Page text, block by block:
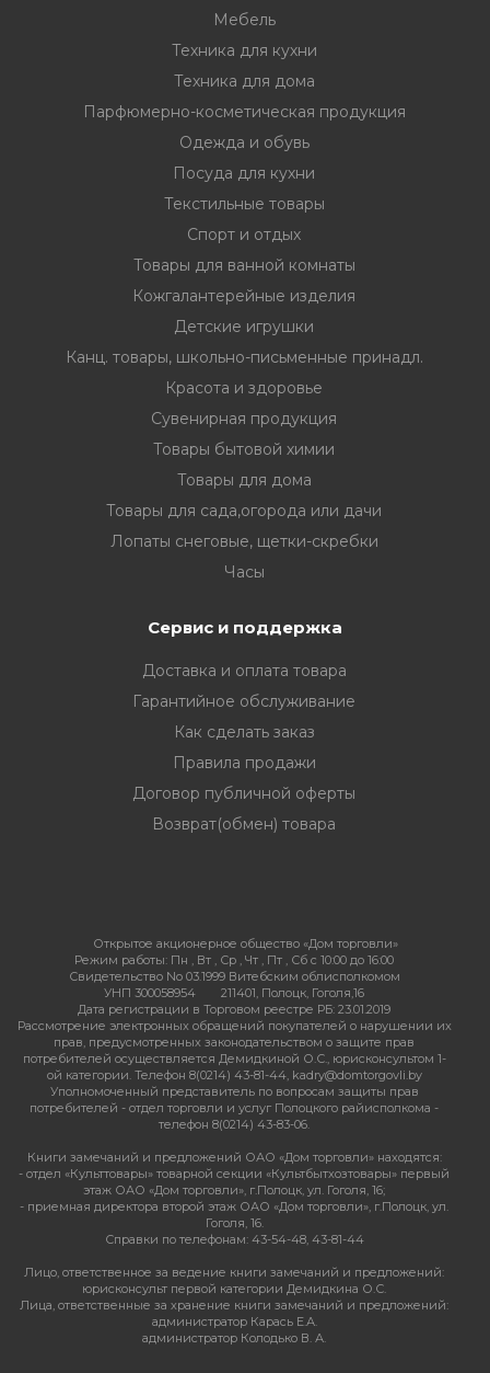
Мебель
Техника для кухни
Техника для дома
Парфюмерно-косметическая продукция
Одежда и обувь
Посуда для кухни
Текстильные товары
Спорт и отдых
Товары для ванной комнаты
Кожгалантерейные изделия
Детские игрушки
Канц. товары, школьно-письменные принадл.
Красота и здоровье
Сувенирная продукция
Товары бытовой химии
Товары для дома
Товары для сада,огорода или дачи
Лопаты снеговые, щетки-скребки
Часы
Сервис и поддержка
Доставка и оплата товара
Гарантийное обслуживание
Как сделать заказ
Правила продажи
Договор публичной оферты
Возврат(обмен) товара
Открытое акционерное общество «Дом торговли»
Режим работы: Пн , Вт , Ср , Чт , Пт , Сб c 10:00 до 16:00
Свидетельство No 03.1999 Витебским облисполкомом
УНП 300058954
211401, Полоцк, Гоголя,16
Дата регистрации в Торговом реестре РБ: 23.01.2019
Рассмотрение электронных обращений покупателей о нарушении их
прав, предусмотренных законодательством о защите прав
потребителей осуществляется Демидкиной О.С., юрисконсультом 1-
ой категории. Телефон 8(0214) 43-81-44, kadry@domtorgovli.by
Уполномоченный представитель по вопросам защиты прав
потребителей - отдел торговли и услуг Полоцкого райисполкома -
телефон 8(0214) 43-83-06.
Книги замечаний и предложений ОАО «Дом торговли» находятся:
- отдел «Культтовары» товарной секции «Культбытхозтовары» первый
этаж ОАО «Дом торговли», г.Полоцк, ул. Гоголя, 16;
- приемная директора второй этаж ОАО «Дом торговли», г.Полоцк, ул.
Гоголя, 16.
Справки по телефонам: 43-54-48, 43-81-44
Лицо, ответственное за ведение книги замечаний и предложений:
юрисконсульт первой категории Демидкина О.С.
Лица, ответственные за хранение книги замечаний и предложений:
администратор Карась Е.А.
администратор Колодько В. А.